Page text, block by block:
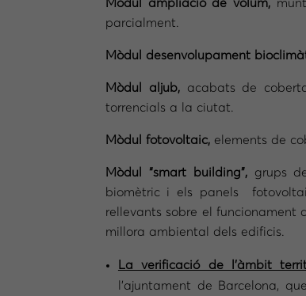
Mòdul ampliació de volum,
parcialment.
Mòdul desenvolupament
Mòdul aljub, acabats de
torrencials a la ciutat.
Mòdul fotovoltaic, elements de
Mòdul “smart building”,grups
biomètric i els panels
rellevants sobre el funcionament
millora ambiental dels edificis.
La verificació de l’àmbit
l’ajuntament de Barcelona,